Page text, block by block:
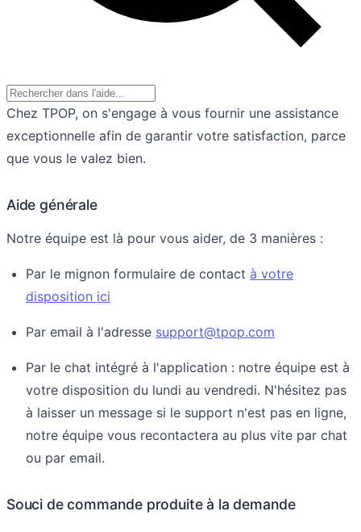
Chez TPOP, on s'engage à vous fournir une assistance
exceptionnelle afin de garantir votre satisfaction, parce
que vous le valez bien.
Aide générale
Notre équipe est là pour vous aider, de 3 manières :
Par le mignon formulaire de contact à votre
disposition ici
Par email à l'adresse support@tpop.com
Par le chat intégré à l'application : notre équipe est à
votre disposition du lundi au vendredi. N'hésitez pas
à laisser un message si le support n'est pas en ligne,
notre équipe vous recontactera au plus vite par chat
ou par email.
Souci de commande produite à la demande